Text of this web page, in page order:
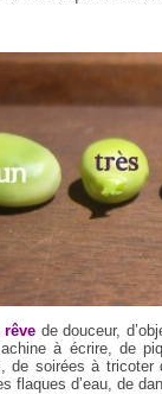
rêve de douceur,
à écrire, de
de soirées à
flaques d’eau, de